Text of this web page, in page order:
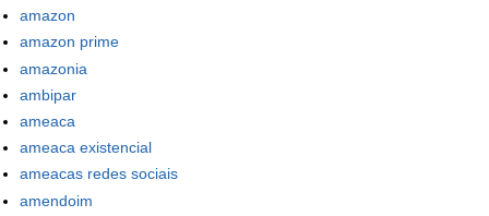
amazon
amazon prime
amazonia
ambipar
ameaca
ameaca existencial
ameacas redes sociais
amendoim